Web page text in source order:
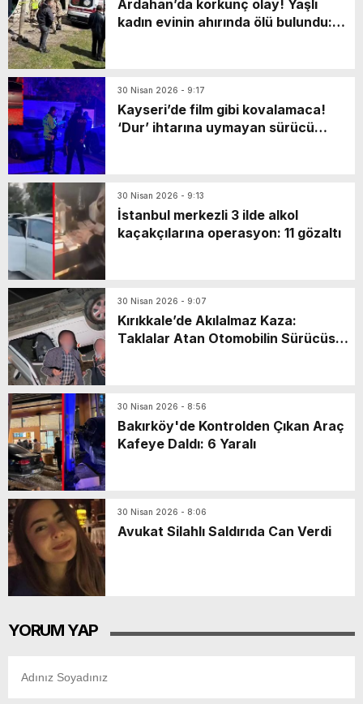
Ardahan’da korkunç olay! Yaşlı
kadın evinin ahırında ölü bulundu:
30 Nisan 2026 - 9:17
Kayseri’de film gibi kovalamaca!
‘Dur’ ihtarına uymayan sürücü
30 Nisan 2026 - 9:13
İstanbul merkezli 3 ilde alkol
kaçakçılarına operasyon: 11 gözaltı
30 Nisan 2026 - 9:07
Kırıkkale’de Akılalmaz Kaza:
Taklalar Atan Otomobilin Sürücüsü
30 Nisan 2026 - 8:56
Bakırköy'de Kontrolden Çıkan Araç
Kafeye Daldı: 6 Yaralı
30 Nisan 2026 - 8:06
Avukat Silahlı Saldırıda Can Verdi
YORUM YAP